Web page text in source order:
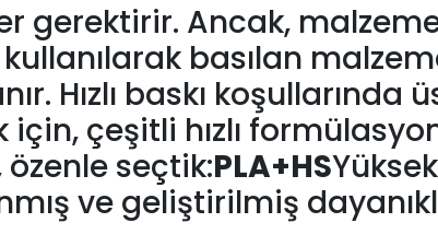
gerektirir. Ancak,
kullanılarak basılan
Hızlı baskı koşullarında
çeşitli hızlı
seçtik:PLA+HS
ve geliştirilmiş